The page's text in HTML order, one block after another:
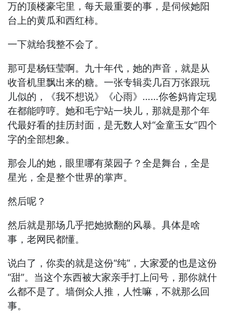
万的顶楼豪宅里，每天最重要的事，是伺候她阳
台上的黄瓜和西红柿。
一下就给我整不会了。
那可是杨钰莹啊。九十年代，她的声音，就是从
收音机里飘出来的糖。一张专辑卖几百万张跟玩
儿似的，《我不想说》《心雨》……你爸妈肯定现
在都能哼哼。她和毛宁站一块儿，那就是那个年
代最好看的挂历封面，是无数人对“金童玉女”四个
字的全部想象。
那会儿的她，眼里哪有菜园子？全是舞台，全是
星光，全是整个世界的掌声。
然后呢？
然后就是那场几乎把她掀翻的风暴。具体是啥
事，老网民都懂。
说白了，你卖的就是这份“纯”，大家爱的也是这份
“甜”。当这个东西被大家亲手打上问号，那你就什
么都不是了。墙倒众人推，人性嘛，不就那么回
事。